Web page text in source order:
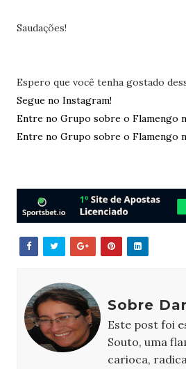
Saudações!
Espero que você tenha gostado
Segue no Instagram!
Entre no Grupo sobre o Flamengo
Entre no Grupo sobre o Flamengo
Sobre
Este post foi
Souto, uma
carioca,